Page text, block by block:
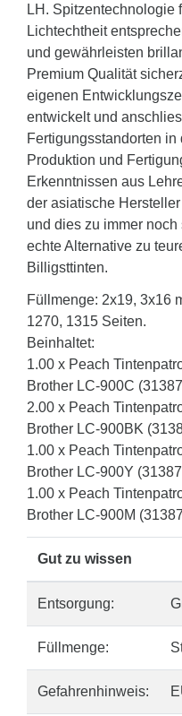
LH. Spitzentechnologie
Lichtechtheit
und gewährleisten
Premium Qualität
eigenen
entwickelt und
Fertigungsstandorten
Produktion und
Erkenntnissen aus
der asiatische
und dies zu immer
echte Alternative zu
Billigsttinten.
Füllmenge: 2x19, 3x16
1270, 1315 Seiten.
Beinhaltet:
1.00 x Peach
Brother LC-900C
2.00 x Peach
Brother LC-900BK
1.00 x Peach
Brother LC-900Y
1.00 x Peach
Brother LC-900M
Gut zu wissen
Entsorgung:
Füllmenge:
Gefahrenhinweis: